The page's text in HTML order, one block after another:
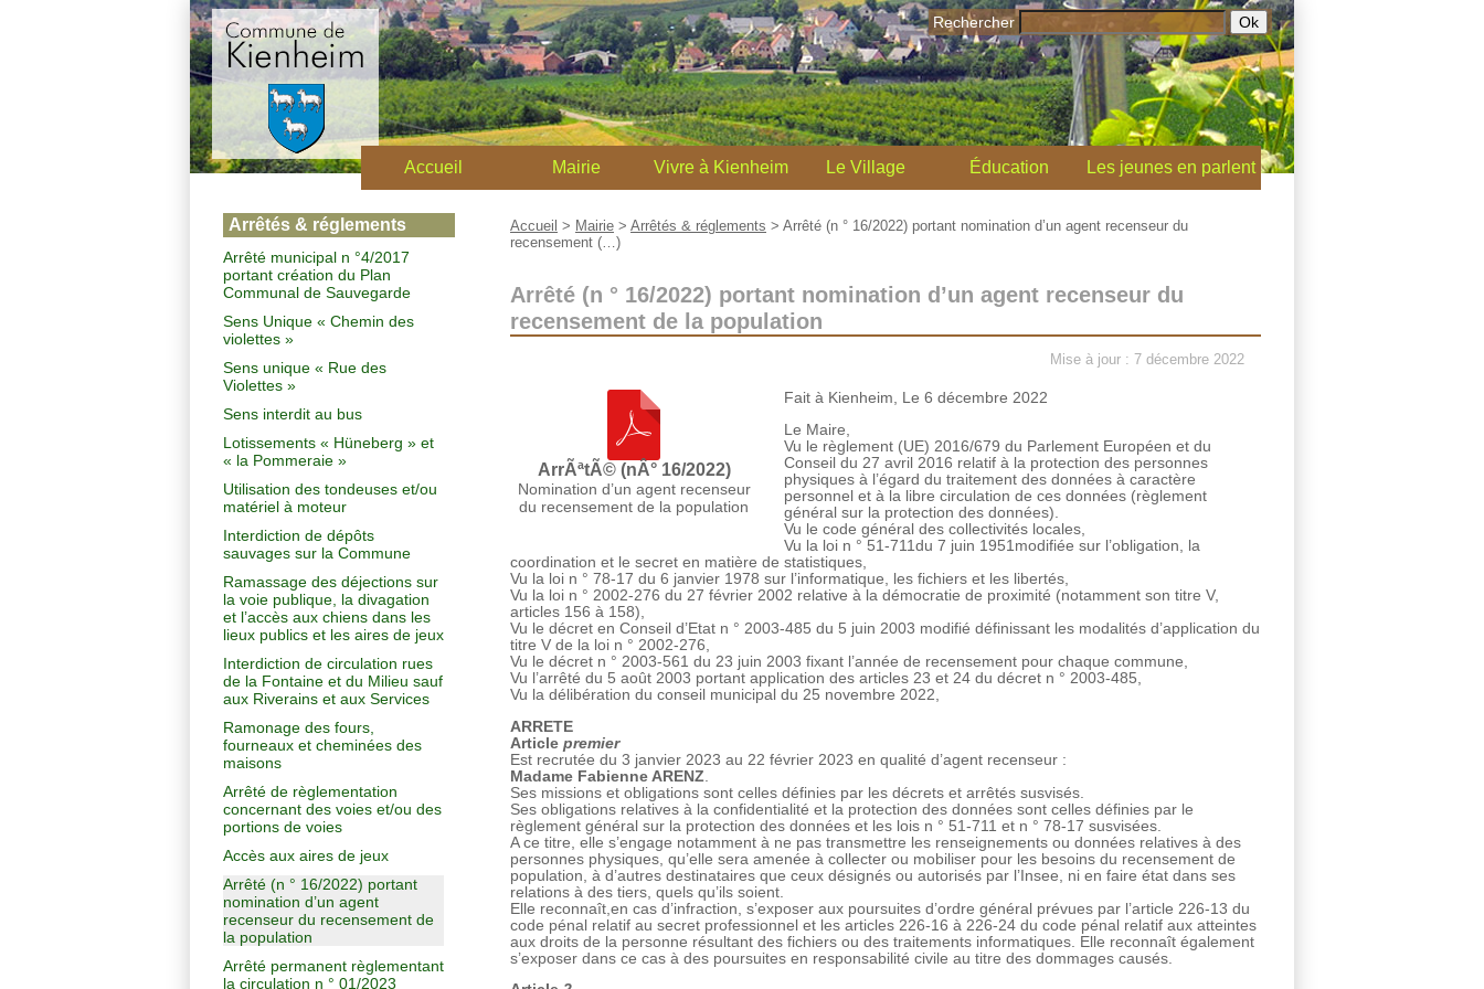
Rechercher
Accueil Mairie Vivre à Kienheim Le Village Éducation Les jeunes en parlent
Arrêtés & réglements
Arrêté municipal n °4/2017
portant création du Plan
Communal de Sauvegarde
Sens Unique « Chemin des
violettes »
Sens unique « Rue des
Violettes »
Sens interdit au bus
Lotissements « Hüneberg » et
« la Pommeraie »
Utilisation des tondeuses et/ou
matériel à moteur
Interdiction de dépôts
sauvages sur la Commune
Ramassage des déjections sur
la voie publique, la divagation
et l’accès aux chiens dans les
lieux publics et les aires de jeux
Interdiction de circulation rues
de la Fontaine et du Milieu sauf
aux Riverains et aux Services
Ramonage des fours,
fourneaux et cheminées des
maisons
Arrêté de règlementation
concernant des voies et/ou des
portions de voies
Accès aux aires de jeux
Arrêté (n ° 16/2022) portant
nomination d’un agent
recenseur du recensement de
la population
Arrêté permanent règlementant
la circulation n ° 01/2023
Accueil > Mairie > Arrêtés & réglements > Arrêté (n ° 16/2022) portant nomination d’un agent recenseur du
recensement (…)
Arrêté (n ° 16/2022) portant nomination d’un agent recenseur du
recensement de la population
Mise à jour : 7 décembre 2022
ArrÃªtÃ© (nÂ° 16/2022)
Nomination d’un agent recenseur
du recensement de la population
Fait à Kienheim, Le 6 décembre 2022
Le Maire,
Vu le règlement (UE) 2016/679 du Parlement Européen et du
Conseil du 27 avril 2016 relatif à la protection des personnes
physiques à l’égard du traitement des données à caractère
personnel et à la libre circulation de ces données (règlement
général sur la protection des données).
Vu le code général des collectivités locales,
Vu la loi n ° 51-711du 7 juin 1951modifiée sur l’obligation, la
coordination et le secret en matière de statistiques,
Vu la loi n ° 78-17 du 6 janvier 1978 sur l’informatique, les fichiers et les libertés,
Vu la loi n ° 2002-276 du 27 février 2002 relative à la démocratie de proximité (notamment son titre V,
articles 156 à 158),
Vu le décret en Conseil d’Etat n ° 2003-485 du 5 juin 2003 modifié définissant les modalités d’application du
titre V de la loi n ° 2002-276,
Vu le décret n ° 2003-561 du 23 juin 2003 fixant l’année de recensement pour chaque commune,
Vu l’arrêté du 5 août 2003 portant application des articles 23 et 24 du décret n ° 2003-485,
Vu la délibération du conseil municipal du 25 novembre 2022,
ARRETE
Article premier
Est recrutée du 3 janvier 2023 au 22 février 2023 en qualité d’agent recenseur :
Madame Fabienne ARENZ
Ses missions et obligations sont celles définies par les décrets et arrêtés susvisés.
Ses obligations relatives à la confidentialité et la protection des données sont celles définies par le
règlement général sur la protection des données et les lois n ° 51-711 et n ° 78-17 susvisées.
A ce titre, elle s’engage notamment à ne pas transmettre les renseignements ou données relatives à des
personnes physiques, qu’elle sera amenée à collecter ou mobiliser pour les besoins du recensement de
population, à d’autres destinataires que ceux désignés ou autorisés par l’Insee, ni en faire état dans ses
relations à des tiers, quels qu’ils soient.
Elle reconnaît,en cas d’infraction, s’exposer aux poursuites d’ordre général prévues par l’article 226-13 du
code pénal relatif au secret professionnel et les articles 226-16 à 226-24 du code pénal relatif aux atteintes
aux droits de la personne résultant des fichiers ou des traitements informatiques. Elle reconnaît également
s’exposer dans ce cas à des poursuites en responsabilité civile au titre des dommages causés.